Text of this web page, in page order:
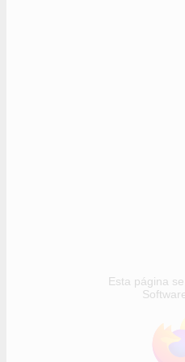
Esta página